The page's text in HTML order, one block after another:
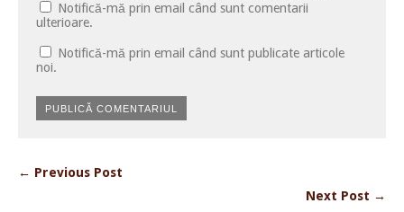
Notifică-mă prin email când sunt comentarii
ulterioare.
Notifică-mă prin email când sunt publicate articole
noi.
← Previous Post
Next Post →